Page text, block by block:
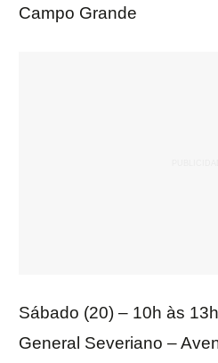
Campo Grande
Sábado (20) – 10h às 13h
General Severiano –